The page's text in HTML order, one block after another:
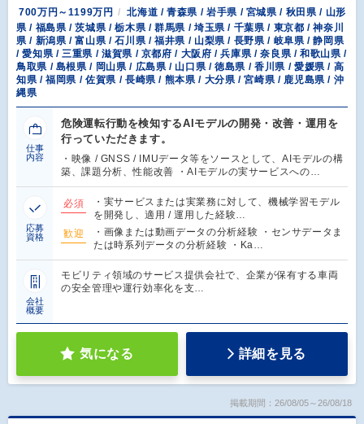
700万円～1199万円
北海道 / 青森県 / 岩手県 / 宮城県 / 秋田県 / 山形
県 / 福島県 / 茨城県 / 栃木県 / 群馬県 / 埼玉県 / 千葉県 / 東京都 / 神奈川
県 / 新潟県 / 富山県 / 石川県 / 福井県 / 山梨県 / 長野県 / 岐阜県 / 静岡県
/ 愛知県 / 三重県 / 滋賀県 / 京都府 / 大阪府 / 兵庫県 / 奈良県 / 和歌山県 /
鳥取県 / 島根県 / 岡山県 / 広島県 / 山口県 / 徳島県 / 香川県 / 愛媛県 / 高
知県 / 福岡県 / 佐賀県 / 長崎県 / 熊本県 / 大分県 / 宮崎県 / 鹿児島県 / 沖
縄県
仕事
内容
危険運転行動を検知するAIモデルの開発・改善・運用を
行っていただきます。
・映像 / GNSS / IMUデータ等をソースとして、AIモデルの構
築、課題分析、性能改善 ・AIモデルの実サービスへの…
応募
資格
必須
・実サービスまたは実業務に対して、機械学習モデル
を開発し、適用 / 運用した経験…
歓迎
・画像または動画データの分析経験 ・センサデータま
たは時系列データの分析経験 ・Ka…
会社
概要
モビリティ領域のサービス提供会社で、企業が保有する車両
の安全管理や運行効率化を支…
気になる 詳細を見る
掲載期間：26/08/05～26/08/18